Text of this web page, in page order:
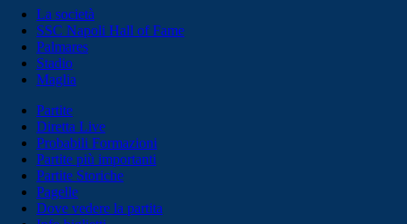
La società
SSC Napoli Hall of Fame
Palmares
Stadio
Maglia
Partite
Diretta Live
Probabili Formazioni
Partite più importanti
Partite Storiche
Pagelle
Dove vedere la partita